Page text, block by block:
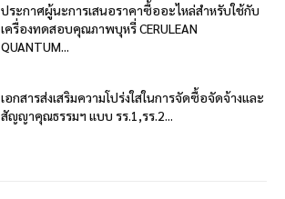
ประกาศผู้นะการเสนอราคาซื้ออะไหล่สำหรับใช้กับ
เครื่องทดสอบคุณภาพบุหรี่ CERULEAN
QUANTUM...
เอกสารส่งเสริมความโปร่งใสในการจัดซื้อจัดจ้างและ
สัญญาคุณธรรมฯ แบบ รร.1,รร.2...